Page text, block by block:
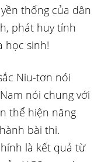
thống của dân
phát huy tính
học sinh!
Niu-tơn nói
nói chung với
thể hiện năng
bài thi.
là kết quả từ